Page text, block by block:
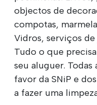
objectos de
compotas,
Vidros, serviços de
Tudo o que
seu aluguer.
favor da SNiP e
a fazer uma